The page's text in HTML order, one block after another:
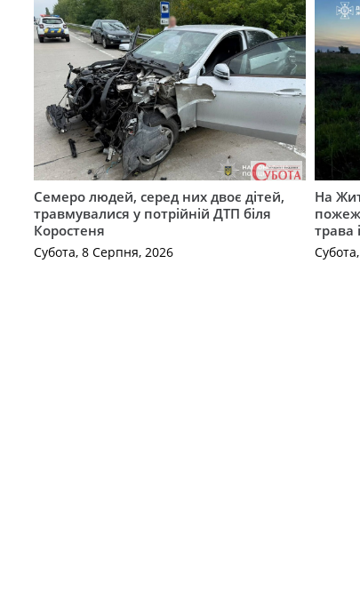
Семеро людей, серед них двоє дітей,
травмувалися у потрійній ДТП біля
Коростеня
Субота, 8 Серпня, 2026
На
пожеж
трава